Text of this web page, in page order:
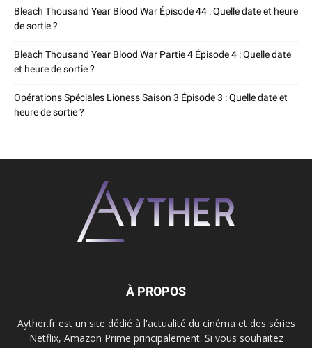
Bleach Thousand Year Blood War Épisode 44 : Quelle date et heure
de sortie ?
Bleach Thousand Year Blood War Partie 4 Épisode 4 : Quelle date
et heure de sortie ?
Opérations Spéciales Lioness Saison 3 Épisode 3 : Quelle date et
heure de sortie ?
À PROPOS
Ayther.fr est un site dédié à l'actualité du cinéma et des séries
Netflix, Amazon Prime principalement. Si vous souhaitez